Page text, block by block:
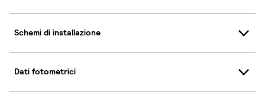
Schemi di installazione
Dati fotometrici